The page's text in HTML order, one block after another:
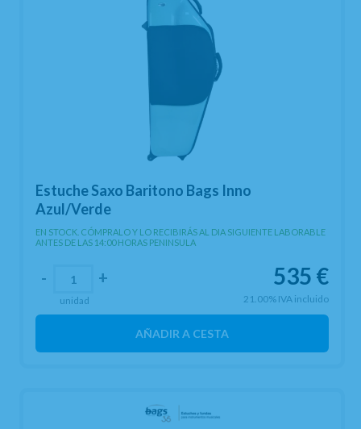
Estuche Saxo Baritono Bags Inno
Azul/Verde
EN STOCK. CÓMPRALO Y LO RECIBIRÁS AL DIA SIGUIENTE LABORABLE
ANTES DE LAS 14:00 HORAS PENINSULA
535 €
21.00% IVA incluido
- +
unidad
AÑADIR A CESTA